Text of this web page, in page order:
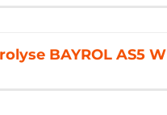
BAYROL AS5